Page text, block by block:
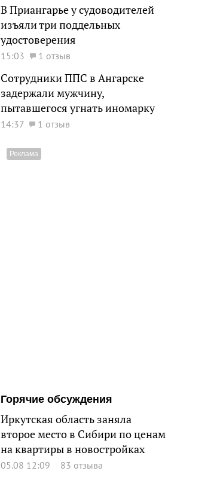
В Приангарье у судоводителей
изъяли три поддельных
удостоверения
15:03 1 отзыв
Сотрудники ППС в Ангарске
задержали мужчину,
пытавшегося угнать иномарку
14:37 1 отзыв
Горячие обсуждения
Иркутская область заняла
второе место в Сибири по ценам
на квартиры в новостройках
05.08 12:09 83 отзыва